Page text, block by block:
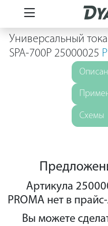
Универсальный
SPA-700P 25000025
Схемы
Артикула
PROMA нет в
Вы можете